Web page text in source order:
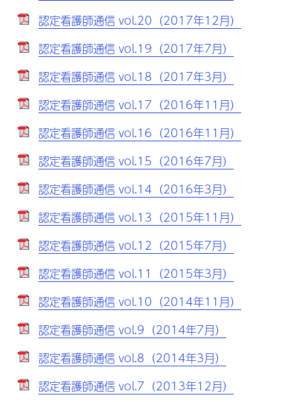
認定看護師通信 vol.20（2017年12月）
認定看護師通信 vol.19（2017年7月）
認定看護師通信 vol.18（2017年3月）
認定看護師通信 vol.17（2016年11月）
認定看護師通信 vol.16（2016年11月）
認定看護師通信 vol.15（2016年7月）
認定看護師通信 vol.14（2016年3月）
認定看護師通信 vol.13（2015年11月）
認定看護師通信 vol.12（2015年7月）
認定看護師通信 vol.11（2015年3月）
認定看護師通信 vol.10（2014年11月）
認定看護師通信 vol.9（2014年7月）
認定看護師通信 vol.8（2014年3月）
認定看護師通信 vol.7（2013年12月）